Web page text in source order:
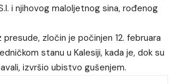
i njihovog maloljetnog sina, rođenog
presude, zločin je počinjen 12. februara
stanu u Kalesiji, kada je, dok su
izvršio ubistvo gušenjem.